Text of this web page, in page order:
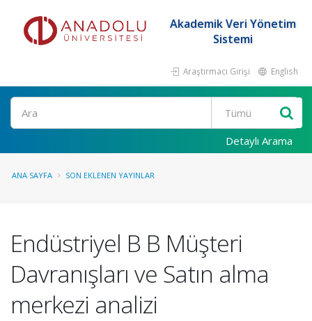
Akademik Veri Yönetim
Sistemi
Araştırmacı Girişi English
Ara
Detaylı Arama
ANA SAYFA SON EKLENEN YAYINLAR
Endüstriyel B B Müşteri
Davranışları ve Satın alma
merkezi analizi